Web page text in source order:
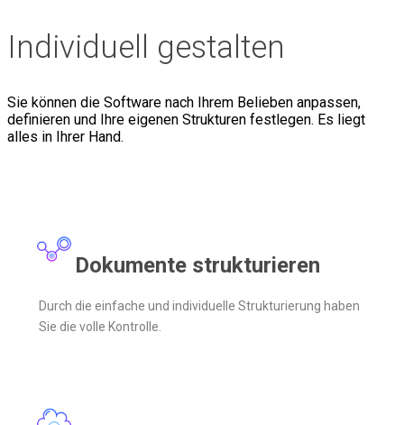
Individuell gestalten
Sie können die Software nach Ihrem Belieben anpassen,
definieren und Ihre eigenen Strukturen festlegen. Es liegt
alles in Ihrer Hand.
Dokumente strukturieren
Durch die einfache und individuelle Strukturierung haben
Sie die volle Kontrolle.